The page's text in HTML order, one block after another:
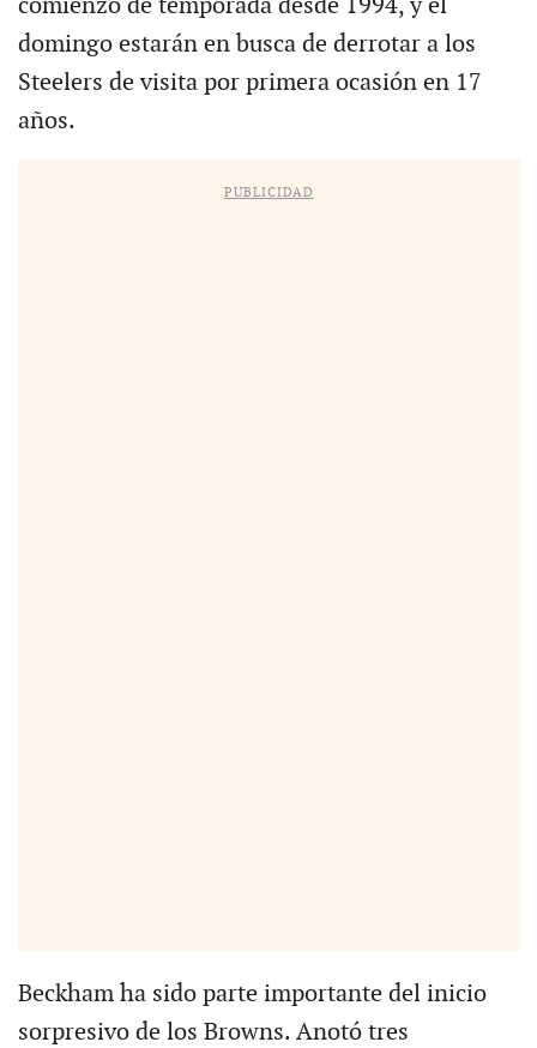
comienzo de temporada desde 1994, y el
domingo estarán en busca de derrotar a los
Steelers de visita por primera ocasión en 17
años.
PUBLICIDAD
Beckham ha sido parte importante del inicio
sorpresivo de los Browns. Anotó tres